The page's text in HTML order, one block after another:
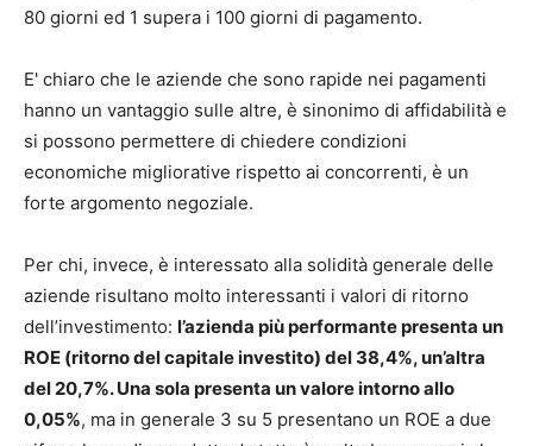
80 giorni ed 1 supera i 100 giorni di pagamento.
E' chiaro che le aziende che sono rapide nei pagamenti
hanno un vantaggio sulle altre, è sinonimo di affidabilità e
si possono permettere di chiedere condizioni
economiche migliorative rispetto ai concorrenti, è un
forte argomento negoziale.
Per chi, invece, è interessato alla solidità generale delle
aziende risultano molto interessanti i valori di ritorno
dell’investimento: l’azienda più performante presenta un
ROE (ritorno del capitale investito) del 38,4%, un’altra
del 20,7%. Una sola presenta un valore intorno allo
0,05%, ma in generale 3 su 5 presentano un ROE a due